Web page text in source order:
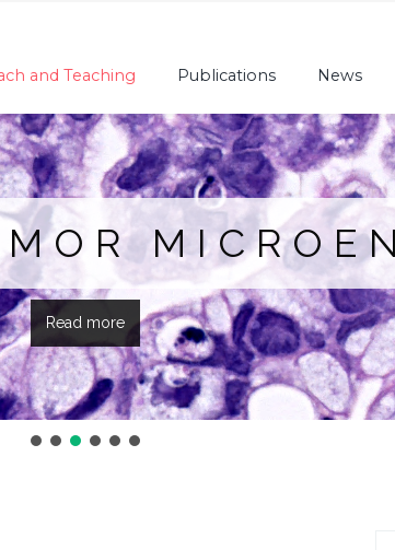
and Teaching Publications News
Read more